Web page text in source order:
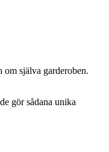
om själva garderoben.
gör sådana unika